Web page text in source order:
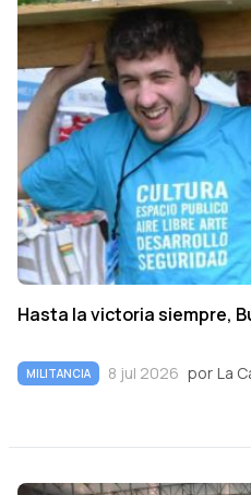
Hasta la victoria siempre,
MILITANCIA 8 jul 2026 por La